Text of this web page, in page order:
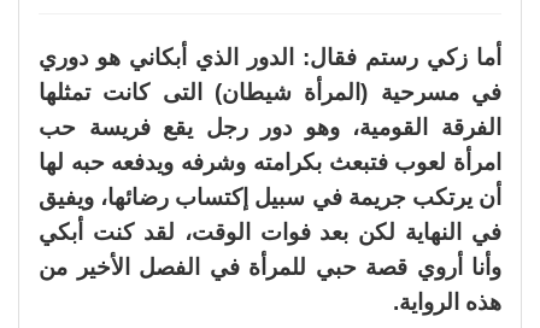
أما زكي رستم فقال: الدور الذي أبكاني هو دوري
في مسرحية (المرأة شيطان) التى كانت تمثلها
الفرقة القومية، وهو دور رجل يقع فريسة حب
امرأة لعوب فتبعث بكرامته وشرفه ويدفعه حبه لها
أن يرتكب جريمة في سبيل إكتساب رضائها، ويفيق
في النهاية لكن بعد فوات الوقت، لقد كنت أبكي
وأنا أروي قصة حبي للمرأة في الفصل الأخير من
هذه الرواية.